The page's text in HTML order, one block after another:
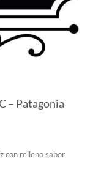
– Patagonia
con relleno sabor